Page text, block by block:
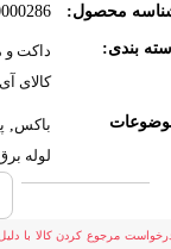
محصول:
بندی: داکت و
کالای
باکس,
لوله
مرجوع کردن کالا با